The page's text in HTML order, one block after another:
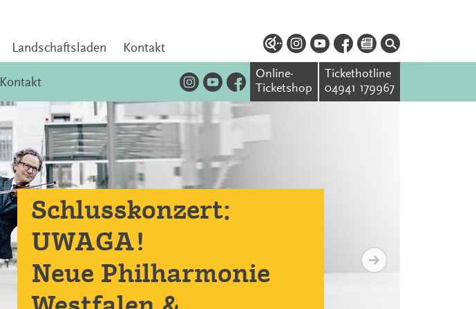
Landschaftsladen Kontakt
Kontakt
Online-
Ticketshop
Tickethotline
04941 179967
Schlusskonzert:
UWAGA!
Neue Philharmonie